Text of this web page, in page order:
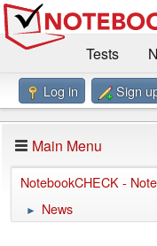
Tests
Benchmarks / Technik
Forum
Impressum
Log in Sign
Main Menu
NotebookCHECK -
► News